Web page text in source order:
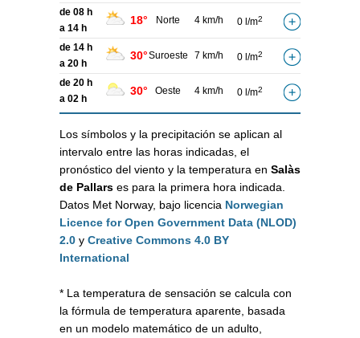
de 08 h
a 14 h
18° Norte 4 km/h 0 l/m2
de 14 h
a 20 h
30°Suroeste 7 km/h 0 l/m2
de 20 h
a 02 h
30° Oeste 4 km/h 0 l/m2
Los símbolos y la precipitación se aplican al
intervalo entre las horas indicadas, el
pronóstico del viento y la temperatura en Salàs
de Pallars es para la primera hora indicada.
Datos Met Norway, bajo licencia Norwegian
Licence for Open Government Data (NLOD)
2.0 y Creative Commons 4.0 BY
International
* La temperatura de sensación se calcula con
la fórmula de temperatura aparente, basada
en un modelo matemático de un adulto,